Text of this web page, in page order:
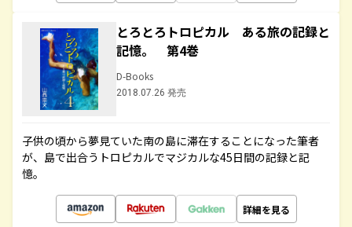
とろとろトロピカル ある旅の記録と
記憶。 第4巻
D-Books
2018.07.26 発売
子供の頃から夢見ていた南の島に滞在することになった筆者
が、島で出合うトロピカルでマジカルな45日間の記録と記
憶。
詳細を見る